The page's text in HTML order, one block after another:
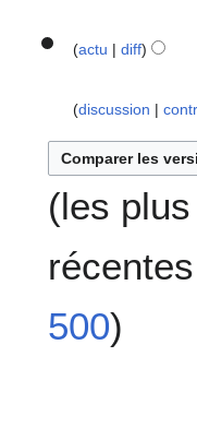
8
i
l
2
0
8
actu diff
discussion
(les
récentes
500)